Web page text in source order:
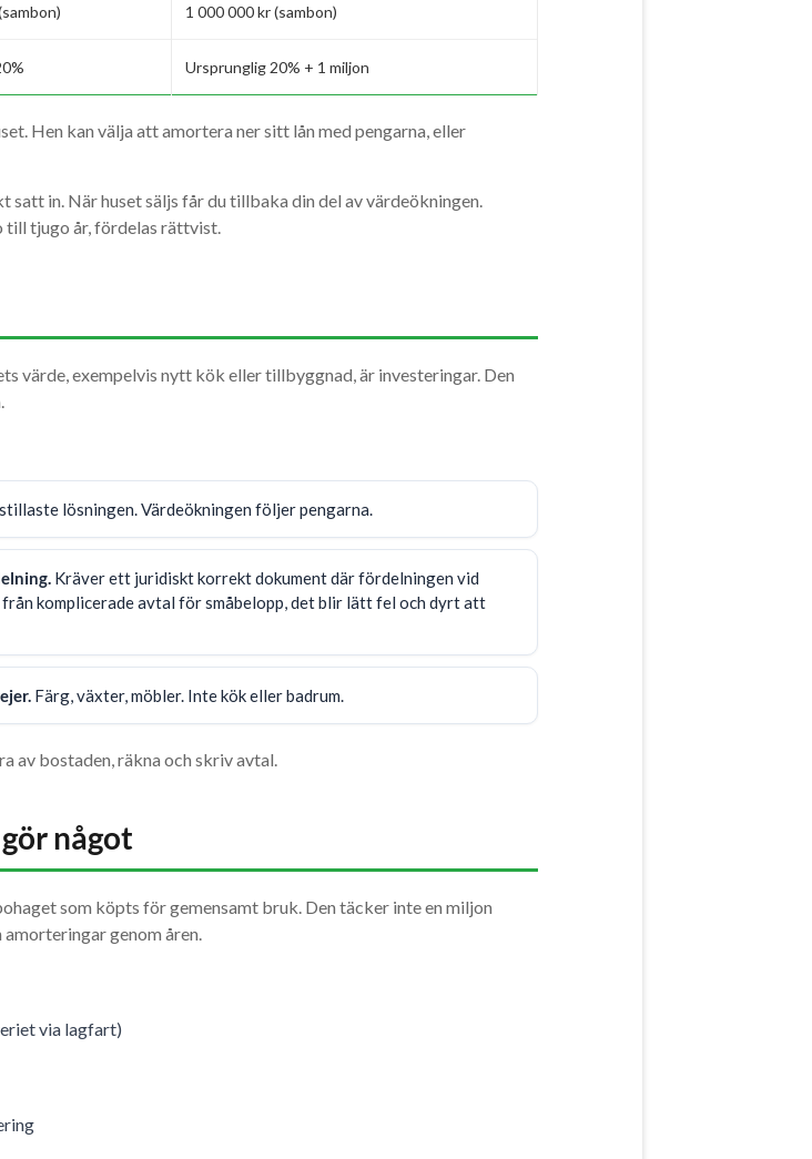
1 000 000 kr (sambon)
Ursprunglig 20% + 1 miljon
Hen kan välja att amortera ner sitt lån med pengarna, eller
in. När huset säljs får du tillbaka din del av värdeökningen.
till tjugo år, fördelas rättvist.
värde, exempelvis nytt kök eller tillbyggnad, är investeringar. Den
lösningen. Värdeökningen följer pengarna.
Kräver ett juridiskt korrekt dokument där fördelningen vid
komplicerade avtal för småbelopp, det blir lätt fel och dyrt att
Färg, växter, möbler. Inte kök eller badrum.
av bostaden, räkna och skriv avtal.
något
som köpts för gemensamt bruk. Den täcker inte en miljon
genom åren.
via lagfart)